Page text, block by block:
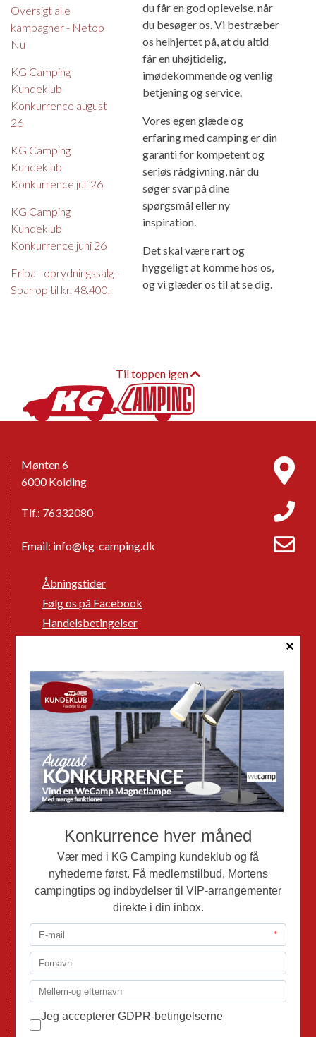
Oversigt alle
kampagner - Netop
Nu
KG Camping
Kundeklub
Konkurrence august
26
KG Camping
Kundeklub
Konkurrence juli 26
KG Camping
Kundeklub
Konkurrence juni 26
Eriba - oprydningssalg -
Spar op til kr. 48.400,-
du får en god oplevelse, når
du besøger os. Vi bestræber
os helhjertet på, at du altid
får en uhøjtidelig,
imødekommende og venlig
betjening og service.
Vores egen glæde og
erfaring med camping er din
garanti for kompetent og
seriøs rådgivning, når du
søger svar på dine
spørgsmål eller ny
inspiration.
Det skal være rart og
hyggeligt at komme hos os,
og vi glæder os til at se dig.
Til toppen igen
Mønten 6
6000 Kolding
Tlf.: 76332080
Email: info@kg-camping.dk
Åbningstider
Følg os på Facebook
Handelsbetingelser
GPDR - Optagelse af foto og video
Nye Campingvogne
Nye Autocampere og Vans
Brugte Campingvogne
Brugte Autocampere og Vans
Webshop
Mortens Campingtips
KG Camping Kundeklub
Nyheder
Adria
Adria Autocampere
Eriba
Fendt
Hobby
Randger Van